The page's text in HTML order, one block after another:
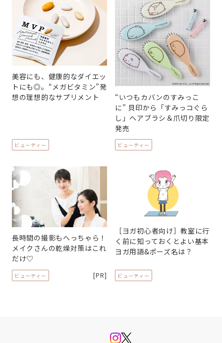
美容にも、健康的なダイエッ
トにも◎。“メガビタミン”発
想の理想的なサプリメント
ビューティー
“いつもカバンのすみっこ
に” 貝印から「すみっコぐら
し」ヘアブラシ＆爪切り限定
発売
ビューティー
長時間の撮影もへっちゃら！
メイクさんの乾燥対策はこれ
だけ♡
ビューティー [PR]
［ヨガ初心者向け］教室に行
く前に知っておくとよい基本
ヨガ用語&ポーズ名は？
ビューティー